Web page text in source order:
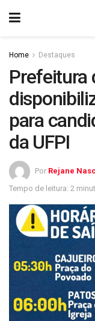
Home Destaques
Prefeitura
para
da UFPI
Por Rejane
Tempo de leitura: 2